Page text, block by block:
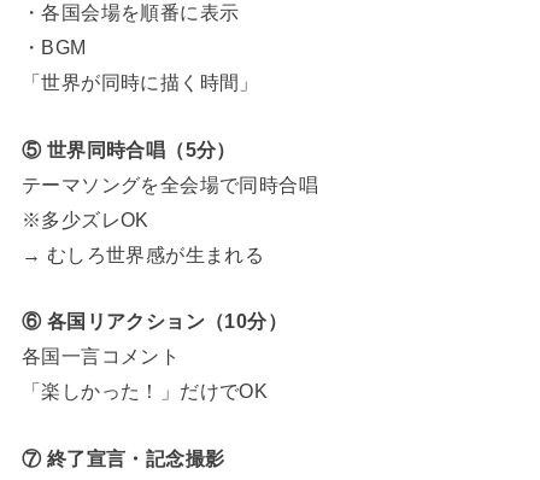
・各国会場を順番に表示
・BGM
「世界が同時に描く時間」
⑤ 世界同時合唱（5分）
テーマソングを全会場で同時合唱
※多少ズレOK
→ むしろ世界感が生まれる
⑥ 各国リアクション（10分）
各国一言コメント
「楽しかった！」だけでOK
⑦ 終了宣言・記念撮影